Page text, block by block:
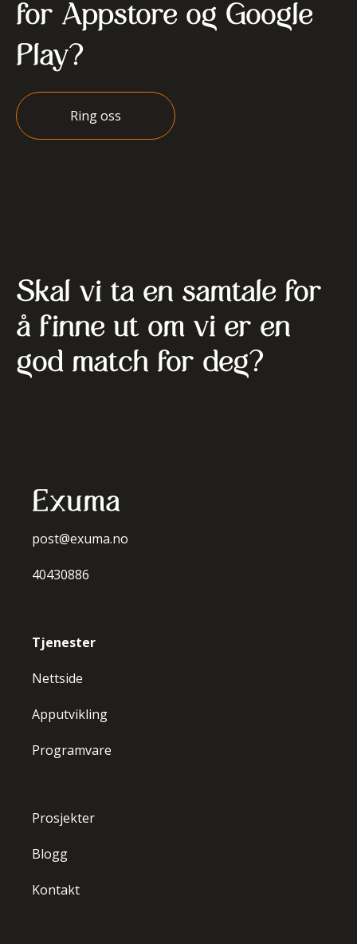
for Appstore og Google
Play?
Ring oss
Skal vi ta en samtale for
å finne ut om vi er en
god match for deg?
Exuma
post@exuma.no
40430886
Tjenester
Nettside
Apputvikling
Programvare
Prosjekter
Blogg
Kontakt